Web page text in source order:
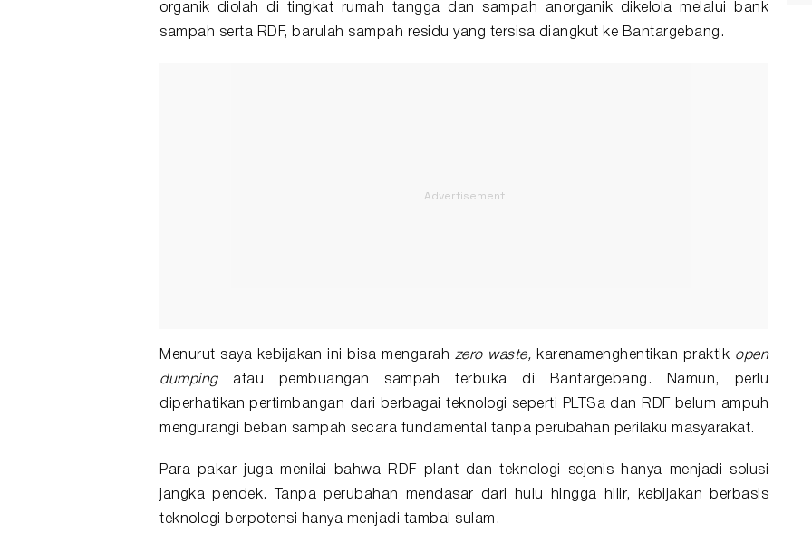
organik diolah di tingkat rumah tangga dan sampah anorganik dikelola melalui bank
sampah serta RDF, barulah sampah residu yang tersisa diangkut ke Bantargebang.
Menurut saya kebijakan ini bisa mengarah zero waste, karenamenghentikan praktik open
dumpingatau pembuangan sampah terbuka di Bantargebang. Namun, perlu
diperhatikan pertimbangan dari berbagai teknologi seperti PLTSa dan RDF belum ampuh
mengurangi beban sampah secara fundamental tanpa perubahan perilaku masyarakat.
Para pakar juga menilai bahwa RDF plant dan teknologi sejenis hanya menjadi solusi
jangka pendek. Tanpa perubahan mendasar dari hulu hingga hilir, kebijakan berbasis
teknologi berpotensi hanya menjadi tambal sulam.